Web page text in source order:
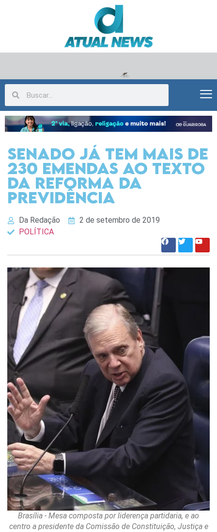
Senado já tem mais de
230 emendas ao texto
da reforma da
Previdência
Da Redação
2 de setembro de 2019
POLÍTICA
Brasília - Mesa composta por liderença partidaria, e ao
centro a presidente da Comissão de Constituição, Justiça e